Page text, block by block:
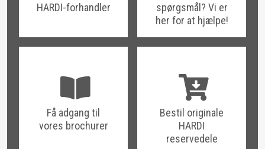
HARDI-forhandler
spørgsmål? Vi er
her for at hjælpe!
Få adgang til
vores brochurer
Bestil originale
HARDI
reservedele